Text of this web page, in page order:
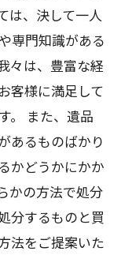
は、決して一人
専門知識がある
々は、豊富な経
客様に満足して
。 また、遺品
あるものばかり
かどうかにかか
かの方法で処分
分するものと買
法をご提案いた